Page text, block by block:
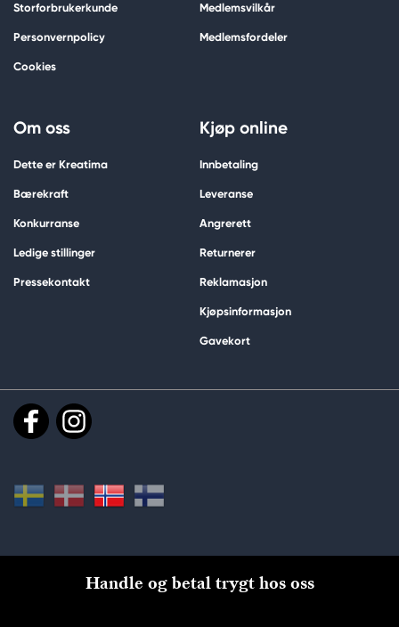
Storforbrukerkunde
Personvernpolicy
Cookies
Medlemsvilkår
Medlemsfordeler
Om oss
Dette er Kreatima
Bærekraft
Konkurranse
Ledige stillinger
Pressekontakt
Kjøp online
Innbetaling
Leveranse
Angrerett
Returnerer
Reklamasjon
Kjøpsinformasjon
Gavekort
Handle og betal trygt hos oss